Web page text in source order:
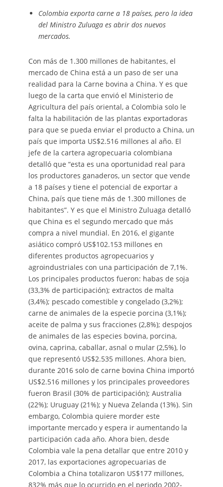
Colombia exporta carne a 18 países, pero la idea
del Ministro Zuluaga es abrir dos nuevos
mercados.
Con más de 1.300 millones de habitantes, el
mercado de China está a un paso de ser una
realidad para la Carne bovina a China. Y es que
luego de la carta que envió el Ministerio de
Agricultura del país oriental, a Colombia solo le
falta la habilitación de las plantas exportadoras
para que se pueda enviar el producto a China, un
país que importa US$2.516 millones al año. El
jefe de la cartera agropecuaria colombiana
detalló que “esta es una oportunidad real para
los productores ganaderos, un sector que vende
a 18 países y tiene el potencial de exportar a
China, país que tiene más de 1.300 millones de
habitantes”. Y es que el Ministro Zuluaga detalló
que China es el segundo mercado que más
compra a nivel mundial. En 2016, el gigante
asiático compró US$102.153 millones en
diferentes productos agropecuarios y
agroindustriales con una participación de 7,1%.
Los principales productos fueron: habas de soja
(33,3% de participación); extractos de malta
(3,4%); pescado comestible y congelado (3,2%);
carne de animales de la especie porcina (3,1%);
aceite de palma y sus fracciones (2,8%); despojos
de animales de las especies bovina, porcina,
ovina, caprina, caballar, asnal o mular (2,5%), lo
que representó US$2.535 millones. Ahora bien,
durante 2016 solo de carne bovina China importó
US$2.516 millones y los principales proveedores
fueron Brasil (30% de participación); Australia
(22%); Uruguay (21%); y Nueva Zelanda (13%). Sin
embargo, Colombia quiere morder este
importante mercado y espera ir aumentando la
participación cada año. Ahora bien, desde
Colombia vale la pena detallar que entre 2010 y
2017, las exportaciones agropecuarias de
Colombia a China totalizaron US$177 millones,
832% más que lo ocurrido en el periodo 2002-